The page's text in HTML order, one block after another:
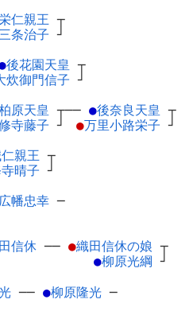
仁親王 ┬
条治子 ┘
後花園天皇 ┬
炊御門信子 ┘
原天皇 ┬
寺藤子 ┘
── ●後奈良天皇 ┬
●万里小路栄子 ┘
親王 ┬
晴子 ┘
広幡忠幸 ─
信休 ── ●織田信休の娘 ┬
●柳原光綱 ┘
── ●柳原隆光 ─